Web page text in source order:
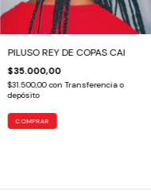
PILUSO REY DE COPAS CAI
$35.000,00
$31.500,00con Transferencia o
depósito
COMPRAR